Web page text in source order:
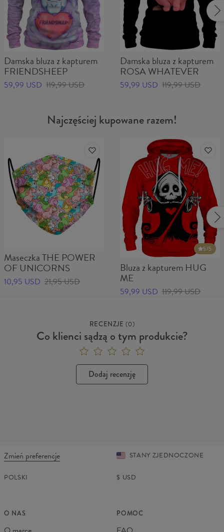
Damska bluza z kapturem
FRIENDSHEEP
59,99 USD 119,99 USD
Damska bluza z kapturem
ROSA WHATEVER
59,99 USD 119,99 USD
Najczęściej kupowane razem!
Maseczka THE POWER
OF UNICORNS
10,95 USD 21,95 USD
5/5
Bluza z kapturem HUG
ME
59,99 USD 119,99 USD
RECENZJE (0)
Co klienci sądzą o tym produkcie?
Dodaj recenzję
Zmień preferencje STANY ZJEDNOCZONE
POLSKI $ USD
O NAS POMOC